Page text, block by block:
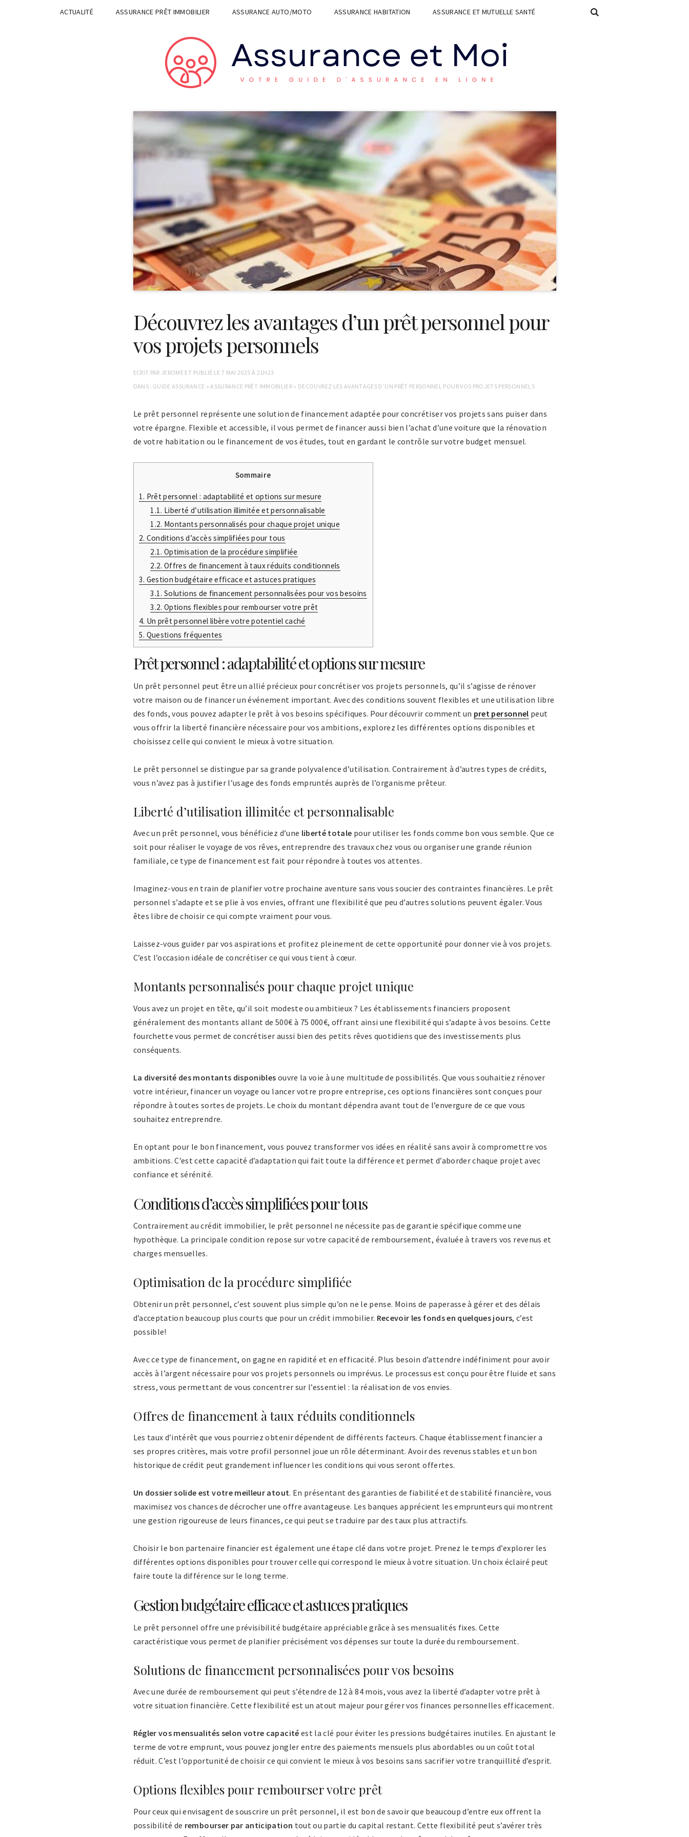
ACTUALITÉ ASSURANCE PRÊT IMMOBILIER ASSURANCE AUTO/MOTO ASSURANCE HABITATION ASSURANCE ET MUTUELLE SANTÉ
Découvrez les avantages d’un prêt personnel pour
vos projets personnels
ECRIT PAR JEROME ET PUBLIÉ LE7 MAI 2025 À 21H23
DANS : GUIDE ASSURANCE »ASSURANCE PRÊT IMMOBILIER » DÉCOUVREZ LES AVANTAGES D’UN PRÊT PERSONNEL POUR VOS PROJETS PERSONNELS
Le prêt personnel représente une solution de financement adaptée pour concrétiser vos projets sans puiser dans
votre épargne. Flexible et accessible, il vous permet de financer aussi bien l’achat d’une voiture que la rénovation
de votre habitation ou le financement de vos études, tout en gardant le contrôle sur votre budget mensuel.
Sommaire
1. Prêt personnel : adaptabilité et options sur mesure
1.1. Liberté d’utilisation illimitée et personnalisable
1.2. Montants personnalisés pour chaque projet unique
2. Conditions d’accès simplifiées pour tous
2.1. Optimisation de la procédure simplifiée
2.2. Offres de financement à taux réduits conditionnels
3. Gestion budgétaire efficace et astuces pratiques
3.1. Solutions de financement personnalisées pour vos besoins
3.2. Options flexibles pour rembourser votre prêt
4. Un prêt personnel libère votre potentiel caché
5. Questions fréquentes
Prêt personnel : adaptabilité et options sur mesure
Un prêt personnel peut être un allié précieux pour concrétiser vos projets personnels, qu’il s’agisse de rénover
votre maison ou de financer un événement important. Avec des conditions souvent flexibles et une utilisation libre
des fonds, vous pouvez adapter le prêt à vos besoins spécifiques. Pour découvrir comment un pret personnel peut
vous offrir la liberté financière nécessaire pour vos ambitions, explorez les différentes options disponibles et
choisissez celle qui convient le mieux à votre situation.
Le prêt personnel se distingue par sa grande polyvalence d’utilisation. Contrairement à d’autres types de crédits,
vous n’avez pas à justifier l’usage des fonds empruntés auprès de l’organisme prêteur.
Liberté d’utilisation illimitée et personnalisable
Avec un prêt personnel, vous bénéficiez d’une liberté totale pour utiliser les fonds comme bon vous semble. Que ce
soit pour réaliser le voyage de vos rêves, entreprendre des travaux chez vous ou organiser une grande réunion
familiale, ce type de financement est fait pour répondre à toutes vos attentes.
Imaginez-vous en train de planifier votre prochaine aventure sans vous soucier des contraintes financières. Le prêt
personnel s’adapte et se plie à vos envies, offrant une flexibilité que peu d’autres solutions peuvent égaler. Vous
êtes libre de choisir ce qui compte vraiment pour vous.
Laissez-vous guider par vos aspirations et profitez pleinement de cette opportunité pour donner vie à vos projets.
C’est l’occasion idéale de concrétiser ce qui vous tient à cœur.
Montants personnalisés pour chaque projet unique
Vous avez un projet en tête, qu’il soit modeste ou ambitieux ? Les établissements financiers proposent
généralement des montants allant de 500€ à 75 000€, offrant ainsi une flexibilité qui s’adapte à vos besoins. Cette
fourchette vous permet de concrétiser aussi bien des petits rêves quotidiens que des investissements plus
conséquents.
La diversité des montants disponibles ouvre la voie à une multitude de possibilités. Que vous souhaitiez rénover
votre intérieur, financer un voyage ou lancer votre propre entreprise, ces options financières sont conçues pour
répondre à toutes sortes de projets. Le choix du montant dépendra avant tout de l’envergure de ce que vous
souhaitez entreprendre.
En optant pour le bon financement, vous pouvez transformer vos idées en réalité sans avoir à compromettre vos
ambitions. C’est cette capacité d’adaptation qui fait toute la différence et permet d’aborder chaque projet avec
confiance et sérénité.
Conditions d’accès simplifiées pour tous
Contrairement au crédit immobilier, le prêt personnel ne nécessite pas de garantie spécifique comme une
hypothèque. La principale condition repose sur votre capacité de remboursement, évaluée à travers vos revenus et
charges mensuelles.
Optimisation de la procédure simplifiée
Obtenir un prêt personnel, c’est souvent plus simple qu’on ne le pense. Moins de paperasse à gérer et des délais
d’acceptation beaucoup plus courts que pour un crédit immobilier. Recevoir les fonds en quelques jours, c’est
possible!
Avec ce type de financement, on gagne en rapidité et en efficacité. Plus besoin d’attendre indéfiniment pour avoir
accès à l’argent nécessaire pour vos projets personnels ou imprévus. Le processus est conçu pour être fluide et sans
stress, vous permettant de vous concentrer sur l’essentiel : la réalisation de vos envies.
Offres de financement à taux réduits conditionnels
Les taux d’intérêt que vous pourriez obtenir dépendent de différents facteurs. Chaque établissement financier a
ses propres critères, mais votre profil personnel joue un rôle déterminant. Avoir des revenus stables et un bon
historique de crédit peut grandement influencer les conditions qui vous seront offertes.
Un dossier solide est votre meilleur atout. En présentant des garanties de fiabilité et de stabilité financière, vous
maximisez vos chances de décrocher une offre avantageuse. Les banques apprécient les emprunteurs qui montrent
une gestion rigoureuse de leurs finances, ce qui peut se traduire par des taux plus attractifs.
Choisir le bon partenaire financier est également une étape clé dans votre projet. Prenez le temps d’explorer les
différentes options disponibles pour trouver celle qui correspond le mieux à votre situation. Un choix éclairé peut
faire toute la différence sur le long terme.
Gestion budgétaire efficace et astuces pratiques
Le prêt personnel offre une prévisibilité budgétaire appréciable grâce à ses mensualités fixes. Cette
caractéristique vous permet de planifier précisément vos dépenses sur toute la durée du remboursement.
Solutions de financement personnalisées pour vos besoins
Avec une durée de remboursement qui peut s’étendre de 12 à 84 mois, vous avez la liberté d’adapter votre prêt à
votre situation financière. Cette flexibilité est un atout majeur pour gérer vos finances personnelles efficacement.
Régler vos mensualités selon votre capacité est la clé pour éviter les pressions budgétaires inutiles. En ajustant le
terme de votre emprunt, vous pouvez jongler entre des paiements mensuels plus abordables ou un coût total
réduit. C’est l’opportunité de choisir ce qui convient le mieux à vos besoins sans sacrifier votre tranquillité d’esprit.
Options flexibles pour rembourser votre prêt
Pour ceux qui envisagent de souscrire un prêt personnel, il est bon de savoir que beaucoup d’entre eux offrent la
possibilité de rembourser par anticipation tout ou partie du capital restant. Cette flexibilité peut s’avérer très